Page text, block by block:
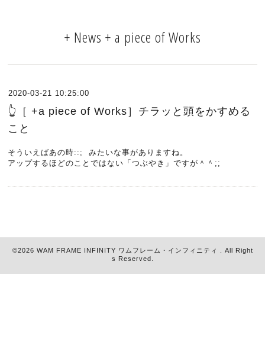
+ News + a piece of Works
2020-03-21 10:25:00
👆［ +a piece of Works］チラッと頭をかすめる
こと
そういえばあの時::; みたいな事がありますね。
アップするほどのことではない「つぶやき」ですが＾＾;;
©2026 WAM FRAME INFINITY ワムフレーム・インフィニティ
. All Right
s Reserved.